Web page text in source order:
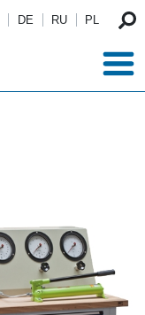
DE RU PL